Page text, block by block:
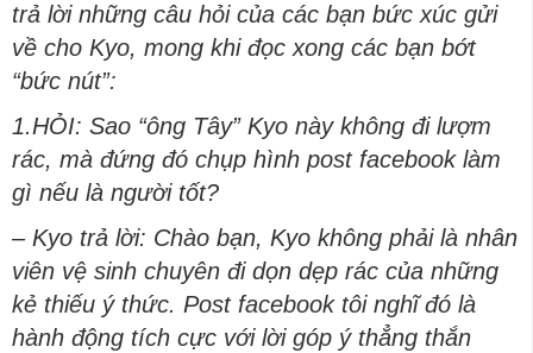
trả lời những câu hỏi của các bạn bức xúc gửi
về cho Kyo, mong khi đọc xong các bạn bớt
“bức nút”:
1.HỎI: Sao “ông Tây” Kyo này không đi lượm
rác, mà đứng đó chụp hình post facebook làm
gì nếu là người tốt?
– Kyo trả lời: Chào bạn, Kyo không phải là nhân
viên vệ sinh chuyên đi dọn dẹp rác của những
kẻ thiếu ý thức. Post facebook tôi nghĩ đó là
hành động tích cực với lời góp ý thẳng thắn